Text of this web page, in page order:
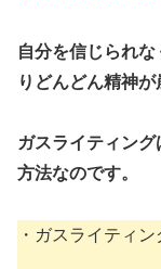
自分を信じられ
りどんどん精神が
ガスライティン
方法なのです。
・ガスライティ